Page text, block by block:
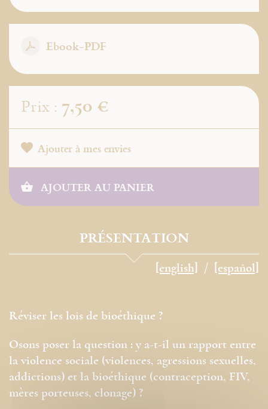
Ebook-PDF
Prix : 7,50 €
Ajouter à mes envies
AJOUTER AU PANIER
PRÉSENTATION
[english] [español]
Réviser les lois de bioéthique ?
Osons poser la question : y a-t-il un rapport entre
la violence sociale (violences, agressions sexuelles,
addictions) et la bioéthique (contraception, FIV,
mères porteuses, clonage) ?